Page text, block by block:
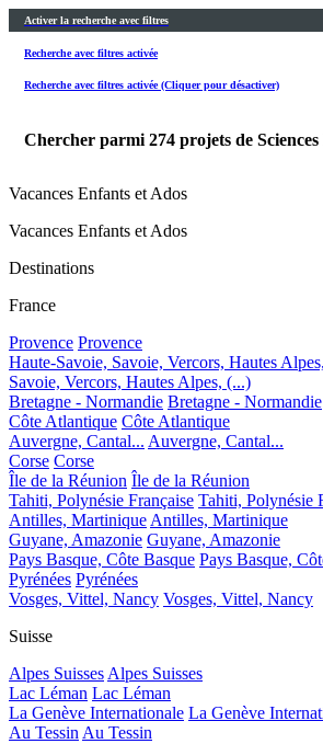
Activer la recherche avec filtres
Recherche avec filtres activée
Recherche avec filtres activée (Cliquer pour désactiver)
Chercher parmi 274 projets de
Vacances Enfants et Ados
Vacances Enfants et Ados
Destinations
France
Provence Provence
Haute-Savoie, Savoie, Vercors, Hautes
Savoie, Vercors, Hautes Alpes, (...)
Bretagne - Normandie Bretagne - Normandie
Côte Atlantique Côte Atlantique
Auvergne, Cantal... Auvergne, Cantal...
Corse Corse
Île de la Réunion Île de la Réunion
Tahiti, Polynésie Française Tahiti, Polynésie
Antilles, MartiniqueAntilles, Martinique
Guyane, Amazonie Guyane, Amazonie
Pays Basque, Côte Basque Pays Basque,
Pyrénées Pyrénées
Vosges, Vittel, Nancy Vosges, Vittel, Nancy
Suisse
Alpes SuissesAlpes Suisses
Lac Léman Lac Léman
La Genève Internationale La Genève
Au TessinAu Tessin